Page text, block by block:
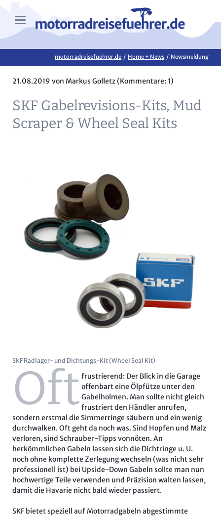
motorradreisefuehrer.de Home + News Newsmeldung
21.08.2019 von Markus Golletz (Kommentare: 1)
SKF Gabelrevisions-Kits, Mud
Scraper & Wheel Seal Kits
SKF Radlager- und Dichtungs-Kit (Wheel Seal Kit)
Oft frustrierend: Der Blick in die Garage
offenbart eine Ölpfütze unter den
Gabelholmen. Man sollte nicht gleich
frustriert den Händler anrufen,
sondern erstmal die Simmerringe säubern und ein wenig
durchwalken. Oft geht da noch was. Sind Hopfen und Malz
verloren, sind Schrauber-Tipps vonnöten. An
herkömmlichen Gabeln lassen sich die Dichtringe u. U.
noch ohne komplette Zerlegung wechseln (was nicht sehr
professionell ist) bei Upside-Down Gabeln sollte man nun
hochwertige Teile verwenden und Präzision walten lassen,
damit die Havarie nicht bald wieder passiert.
SKF bietet speziell auf Motorradgabeln abgestimmte